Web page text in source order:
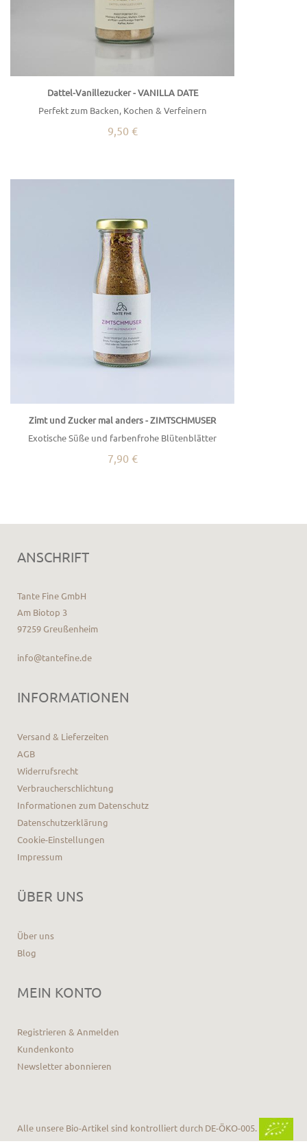
Dattel-Vanillezucker - VANILLA DATE
Perfekt zum Backen, Kochen & Verfeinern
9,50 €
Zimt und Zucker mal anders - ZIMTSCHMUSER
Exotische Süße und farbenfrohe Blütenblätter
7,90 €
ANSCHRIFT
Tante Fine GmbH
Am Biotop 3
97259 Greußenheim
info@tantefine.de
INFORMATIONEN
Versand & Lieferzeiten
AGB
Widerrufsrecht
Verbraucherschlichtung
Informationen zum Datenschutz
Datenschutzerklärung
Cookie-Einstellungen
Impressum
ÜBER UNS
Über uns
Blog
MEIN KONTO
Registrieren & Anmelden
Kundenkonto
Newsletter abonnieren
Alle unsere Bio-Artikel sind kontrolliert durch DE-ÖKO-005.